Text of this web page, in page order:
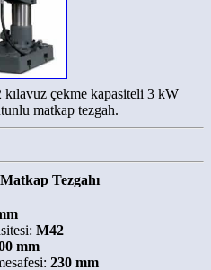
çekme kapasiteli 3 kW
matkap tezgah.
Tezgahı
M42
mm
230 mm